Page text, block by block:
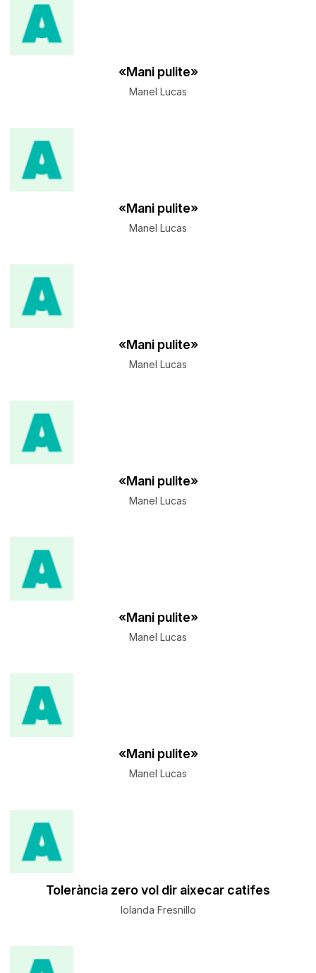
«Mani pulite»
Manel Lucas
«Mani pulite»
Manel Lucas
«Mani pulite»
Manel Lucas
«Mani pulite»
Manel Lucas
«Mani pulite»
Manel Lucas
«Mani pulite»
Manel Lucas
Tolerància zero vol dir aixecar catifes
Iolanda Fresnillo